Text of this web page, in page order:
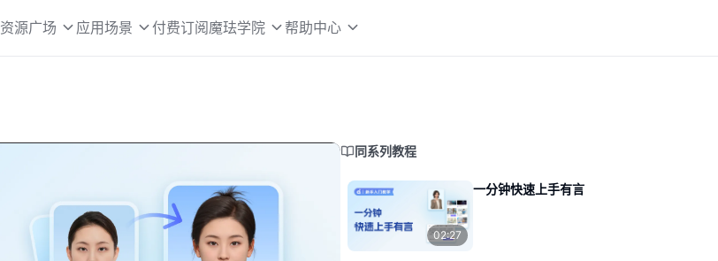
同系列教程
02:27
一分钟快速上手有言
资源广场 应用场景 付费订阅魔珐学院 帮助中心